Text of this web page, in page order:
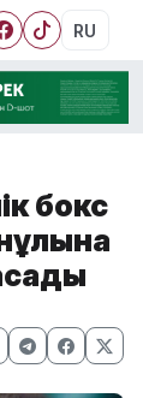
RU
бокс